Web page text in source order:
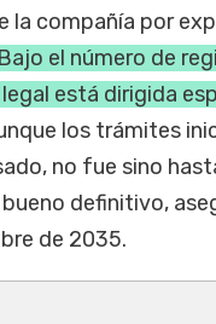
compañía por
Bajo el número de
está dirigida
los trámites
no fue sino
definitivo,
de 2035.